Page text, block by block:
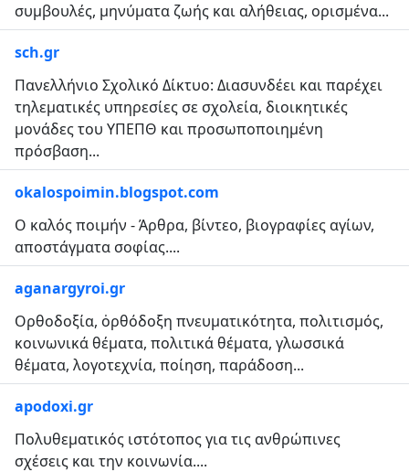
συμβουλές, μηνύματα ζωής και αλήθειας, ορισμένα...
sch.gr
Πανελλήνιο Σχολικό Δίκτυο: Διασυνδέει και παρέχει
τηλεματικές υπηρεσίες σε σχολεία, διοικητικές
μονάδες του ΥΠΕΠΘ και προσωποποιημένη
πρόσβαση...
okalospoimin.blogspot.com
Ο καλός ποιμήν - Άρθρα, βίντεο, βιογραφίες αγίων,
αποστάγματα σοφίας....
aganargyroi.gr
Ορθοδοξία, ὀρθόδοξη πνευματικότητα, πολιτισμός,
κοινωνικά θέματα, πολιτικά θέματα, γλωσσικά
θέματα, λογοτεχνία, ποίηση, παράδοση...
apodoxi.gr
Πολυθεματικός ιστότοπος για τις ανθρώπινες
σχέσεις και την κοινωνία....